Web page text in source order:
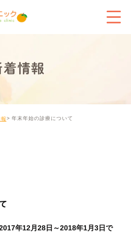
着情報
年末年始の診療について
年12月28日～2018年1月3日で